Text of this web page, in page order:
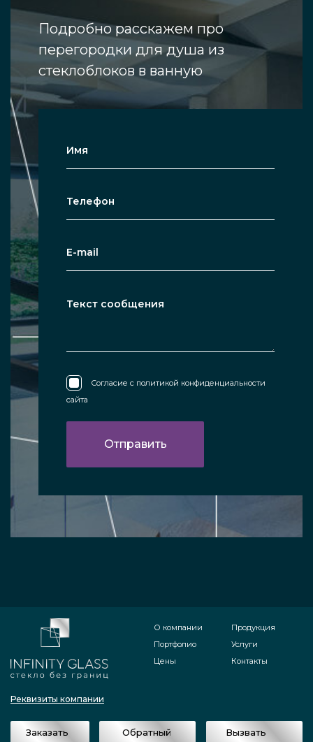
Подробно расскажем про
перегородки для душа из
стеклоблоков в ванную
Согласие с политикой конфиденциальности
сайта
Реквизиты компании
О компании
Портфолио
Цены
Продукция
Услуги
Контакты
Заказать
Обратный
Вызвать